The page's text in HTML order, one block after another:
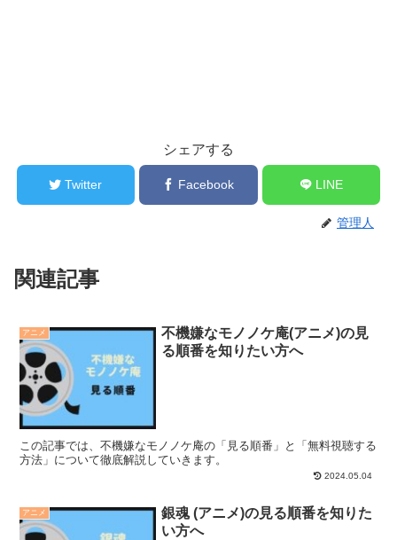
シェアする
Twitter Facebook LINE
管理人
関連記事
アニメ
不機嫌なモノノケ庵(アニメ)の見
る順番を知りたい方へ
この記事では、不機嫌なモノノケ庵の「見る順番」と「無料視聴する
方法」について徹底解説していきます。
2024.05.04
アニメ
銀魂 (アニメ)の見る順番を知りた
い方へ